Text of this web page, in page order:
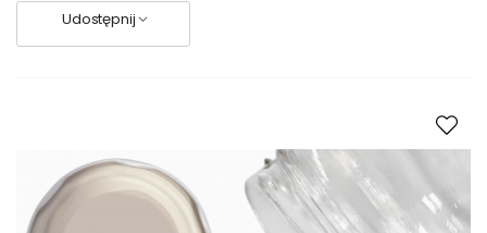
Udostępnij